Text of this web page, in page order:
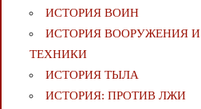
ИСТОРИЯ ВОИН
ИСТОРИЯ ВООРУЖЕНИЯ И
ТЕХНИКИ
ИСТОРИЯ ТЫЛА
ИСТОРИЯ: ПРОТИВ ЛЖИ